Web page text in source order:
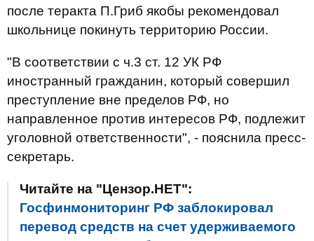
после теракта П.Гриб якобы рекомендовал
школьнице покинуть территорию России.
"В соответствии с ч.3 ст. 12 УК РФ
иностранный гражданин, который совершил
преступление вне пределов РФ, но
направленное против интересов РФ, подлежит
уголовной ответственности", - пояснила пресс-
секретарь.
Читайте на "Цензор.НЕТ":
Госфинмониторинг РФ заблокировал
перевод средств на счет удерживаемого